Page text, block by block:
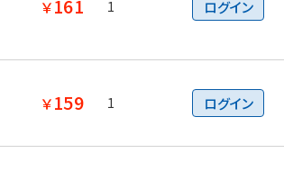
￥161 1 ログイン
￥159 1 ログイン